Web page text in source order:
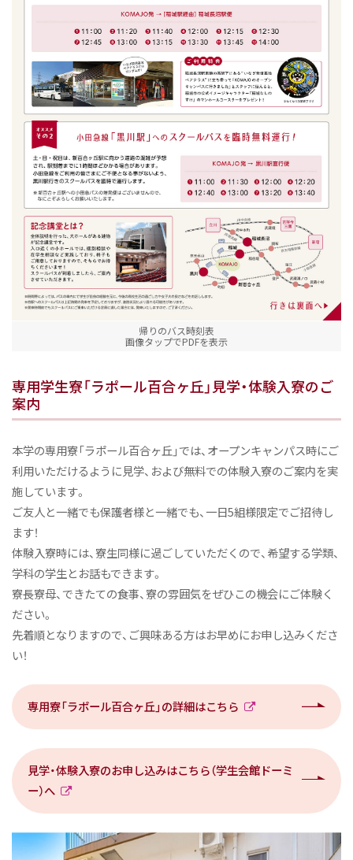
帰りのバス時刻表
画像タップでPDFを表示
専用学生寮「ラポール百合ヶ丘」見学・体験入寮のご
案内
本学の専用寮「ラポール百合ヶ丘」では、オープンキャンパス時にご
利用いただけるように見学、および無料での体験入寮のご案内を実
施しています。
ご友人と一緒でも保護者様と一緒でも、一日5組様限定でご招待し
ます！
体験入寮時には、寮生同様に過ごしていただくので、希望する学類、
学科の学生とお話もできます。
寮長寮母、できたての食事、寮の雰囲気をぜひこの機会にご体験く
ださい。
先着順となりますので、ご興味ある方はお早めにお申し込みくださ
い！
専用寮「ラポール百合ヶ丘」の詳細はこちら
見学・体験入寮のお申し込みはこちら（学生会館ドーミ
ー）へ